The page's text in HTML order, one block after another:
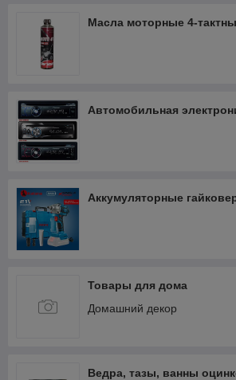
Масла моторные 4-
Автомобильная
Аккумуляторные
Товары для дома
Домашний декор
Ведра, тазы, ванны